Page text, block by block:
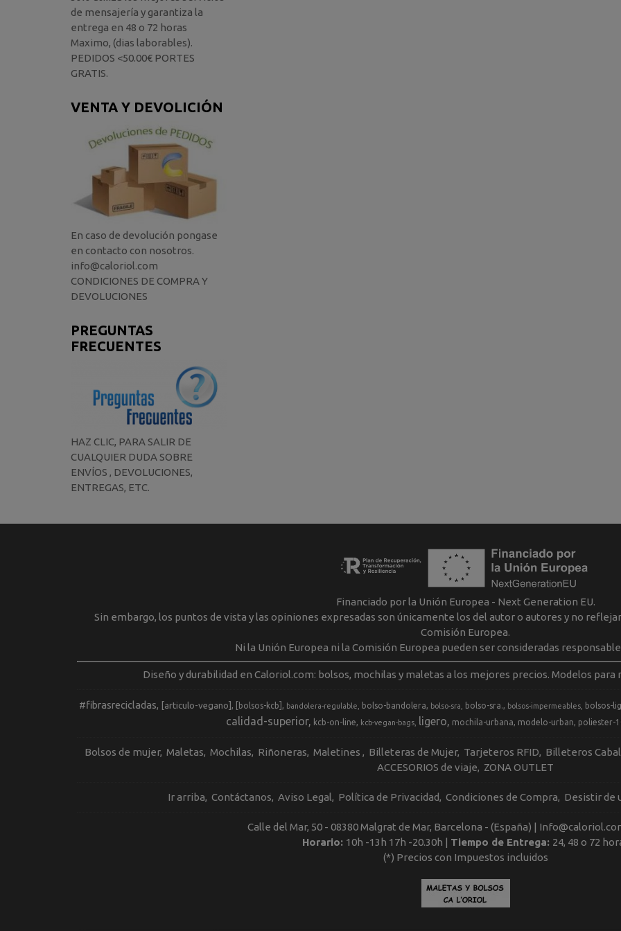
de mensajería y garantiza la
entrega en 48 o 72 horas
Maximo, (dias laborables).
PEDIDOS <50.00€ PORTES
GRATIS.
VENTA Y DEVOLICIÓN
En caso de devolución pongase
en contacto con nosotros.
info@caloriol.com
CONDICIONES DE COMPRA Y
DEVOLUCIONES
PREGUNTAS
FRECUENTES
HAZ CLIC, PARA SALIR DE
CUALQUIER DUDA SOBRE
ENVÍOS , DEVOLUCIONES,
ENTREGAS, ETC.
Financiado por la Unión Europea - Next Generation EU.
Sin embargo, los puntos de vista y las opiniones expresadas son únicamente los del autor o autores y no
Comisión Europea.
Ni la Unión Europea ni la Comisión Europea pueden ser consideradas
Diseño y durabilidad en Caloriol.com: bolsos, mochilas y maletas a los mejores precios. Modelos para
#fibrasrecicladas [articulo-vegano] [bolsos-kcb] bandolera-regulable bolso-bandolera bolso-sra bolso-sra. bolsos-impermeables bolsos-
calidad-superior
kcb-on-line kcb-vegan-bags ligero mochila-urbana modelo-urban poliester-
Bolsos de mujer Maletas Mochilas Riñoneras Maletines Billeteras de Mujer Tarjeteros RFID Billeteros
ACCESORIOS de viaje ZONA OUTLET
Ir arriba Contáctanos Aviso Legal Política de Privacidad Condiciones de Compra Desistir de
Calle del Mar, 50 - 08380 Malgrat de Mar, Barcelona - (España) |
Horario: 10h -13h 17h -20.30h | Tiempo de Entrega: 24, 48 o 72
(*) Precios con Impuestos incluidos